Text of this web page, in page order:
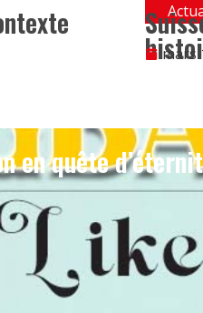
mars
en quête